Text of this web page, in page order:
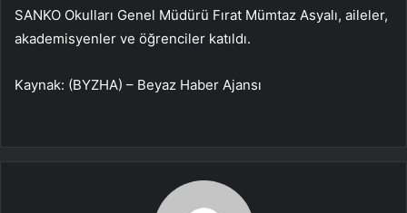
SANKO Okulları Genel Müdürü Fırat Mümtaz Asyalı, aileler,
akademisyenler ve öğrenciler katıldı.
Kaynak: (BYZHA) – Beyaz Haber Ajansı